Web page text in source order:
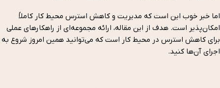
اما خبر خوب این است که مدیریت و کاهش استرس محیط کار کاملاً
امکان‌پذیر است. هدف از این مقاله، ارائه مجموعه‌ای از راهکارهای عملی
برای کاهش استرس در محیط کار است که می‌توانید همین امروز شروع به
اجرای آن‌ها کنید.